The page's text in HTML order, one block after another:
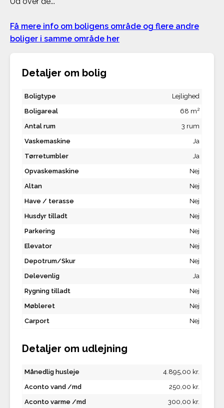
Få mere info om boligens område og flere andre
boliger i samme område her
Detaljer om bolig
Boligtype
Lejlighed
Boligareal
68 m2
Antal rum
3 rum
Vaskemaskine
Ja
Tørretumbler
Ja
Opvaskemaskine
Nej
Altan
Nej
Have / terasse
Nej
Husdyr tilladt
Nej
Parkering
Nej
Elevator
Nej
Depotrum/Skur
Nej
Delevenlig
Ja
Rygning tilladt
Nej
Møbleret
Nej
Carport
Nej
Detaljer om udlejning
Månedlig husleje
4.895,00 kr.
Aconto vand /md
250,00 kr.
Aconto varme /md
300,00 kr.